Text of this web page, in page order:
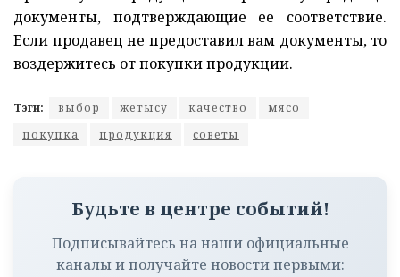
документы, подтверждающие ее соответствие.
Если продавец не предоставил вам документы, то
воздержитесь от покупки продукции.
Тэги: выбор жетысу качество
мясо
покупка
продукция советы
Будьте в центре событий!
Подписывайтесь на наши официальные
каналы и получайте новости первыми: